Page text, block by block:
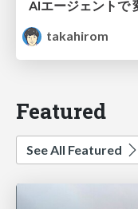
AIエージェントで
takahirom
Featured
See All Featured